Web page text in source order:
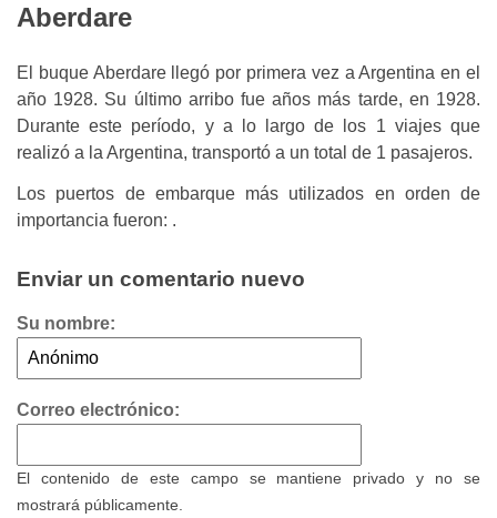
Aberdare
El buque Aberdare llegó por primera vez a Argentina en el
año 1928. Su último arribo fue años más tarde, en 1928.
Durante este período, y a lo largo de los 1 viajes que
realizó a la Argentina, transportó a un total de 1 pasajeros.
Los puertos de embarque más utilizados en orden de
importancia fueron: .
Enviar un comentario nuevo
Su nombre:
Correo electrónico:
El contenido de este campo se mantiene privado y no se
mostrará públicamente.